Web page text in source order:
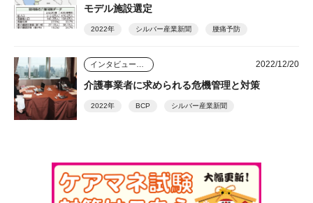
モデル施設選定
2022年 シルバー産業新聞 腰痛予防
2022/12/20
介護事業者に求められる危機管理と対策
2022年 BCP シルバー産業新聞